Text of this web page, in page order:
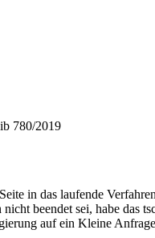
780/2019
in das laufende
beendet sei, habe das
auf ein Kleine